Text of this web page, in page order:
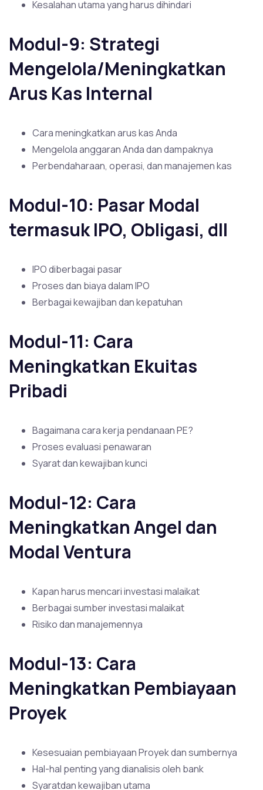
Kesalahan utama yang harus dihindari
Modul-9: Strategi
Mengelola/Meningkatkan
Arus Kas Internal
Cara meningkatkan arus kas Anda
Mengelola anggaran Anda dan dampaknya
Perbendaharaan, operasi, dan manajemen kas
Modul-10: Pasar Modal
termasuk IPO, Obligasi, dll
IPO diberbagai pasar
Proses dan biaya dalam IPO
Berbagai kewajiban dan kepatuhan
Modul-11: Cara
Meningkatkan Ekuitas
Pribadi
Bagaimana cara kerja pendanaan PE?
Proses evaluasi penawaran
Syarat dan kewajiban kunci
Modul-12: Cara
Meningkatkan Angel dan
Modal Ventura
Kapan harus mencari investasi malaikat
Berbagai sumber investasi malaikat
Risiko dan manajemennya
Modul-13: Cara
Meningkatkan Pembiayaan
Proyek
Kesesuaian pembiayaan Proyek dan sumbernya
Hal-hal penting yang dianalisis oleh bank
Syaratdan kewajiban utama